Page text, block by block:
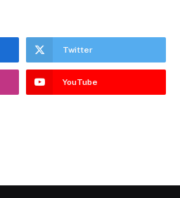
Twitter
YouTube